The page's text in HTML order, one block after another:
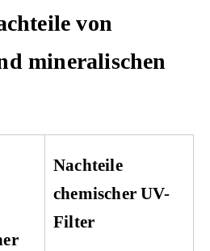
von
mineralischen
Nachteile
chemischer UV-
Filter